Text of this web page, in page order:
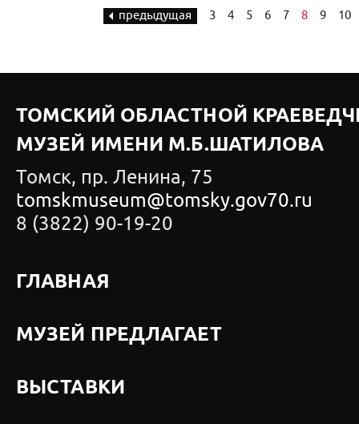
предыдущая 3 4 5 6 7 8 9 10
ТОМСКИЙ ОБЛАСТНОЙ
МУЗЕЙ ИМЕНИ М.Б.ШАТИЛОВА
Томск, пр. Ленина, 75
tomskmuseum@tomsky.gov70.ru
8 (3822) 90-19-20
ГЛАВНАЯ
МУЗЕЙ ПРЕДЛАГАЕТ
ВЫСТАВКИ